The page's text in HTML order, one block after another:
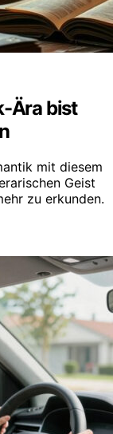
Ära bist
mit diesem
Geist
zu erkunden.